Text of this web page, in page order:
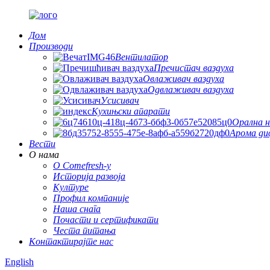
Дом
Производи
Вентилатор
Пречистач ваздуха
Овлаживач ваздуха
Одвлаживач ваздуха
Усисивач
Кухињски апарати
Орална
Арома
Вести
О нама
О Comefresh-у
Историја развоја
Културе
Профил компаније
Наша снага
Почасти и сертификати
Честа питања
Контактирајте нас
English